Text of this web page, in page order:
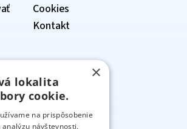
Cookies
Kontakt
›
›
›
×
lokalita
cookie.
na prispôsobenie
návštevnosti.